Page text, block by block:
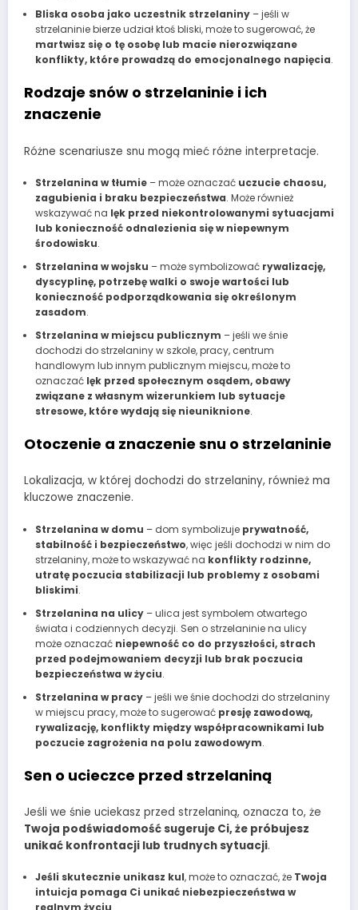
Bliska osoba jako uczestnik strzelaniny– jeśli w
strzelaninie bierze udział ktoś bliski, może to sugerować, że
martwisz się o tę osobę lub macie nierozwiązane
konflikty, które prowadzą do emocjonalnego napięcia.
Rodzaje snów o strzelaninie i ich
znaczenie
Różne scenariusze snu mogą mieć różne interpretacje.
Strzelanina w tłumie– może oznaczać uczucie chaosu,
zagubienia i braku bezpieczeństwa. Może również
wskazywać na lęk przed niekontrolowanymi sytuacjami
lub konieczność odnalezienia się w niepewnym
środowisku.
Strzelanina w wojsku – może symbolizować rywalizację,
dyscyplinę, potrzebę walki o swoje wartości lub
konieczność podporządkowania się określonym
zasadom.
Strzelanina w miejscu publicznym – jeśli we śnie
dochodzi do strzelaniny w szkole, pracy, centrum
handlowym lub innym publicznym miejscu, może to
oznaczać lęk przed społecznym osądem, obawy
związane z własnym wizerunkiem lub sytuacje
stresowe, które wydają się nieuniknione.
Otoczenie a znaczenie snu o strzelaninie
Lokalizacja, w której dochodzi do strzelaniny, również ma
kluczowe znaczenie.
Strzelanina w domu – dom symbolizuje prywatność,
stabilność i bezpieczeństwo, więc jeśli dochodzi w nim do
strzelaniny, może to wskazywać na konflikty rodzinne,
utratę poczucia stabilizacji lub problemy z osobami
bliskimi.
Strzelanina na ulicy– ulica jest symbolem otwartego
świata i codziennych decyzji. Sen o strzelaninie na ulicy
może oznaczać niepewność co do przyszłości, strach
przed podejmowaniem decyzji lub brak poczucia
bezpieczeństwa w życiu.
Strzelanina w pracy– jeśli we śnie dochodzi do strzelaniny
w miejscu pracy, może to sugerować presję zawodową,
rywalizację, konflikty między współpracownikami lub
poczucie zagrożenia na polu zawodowym.
Sen o ucieczce przed strzelaniną
Jeśli we śnie uciekasz przed strzelaniną, oznacza to, że
Twoja podświadomość sugeruje Ci, że próbujesz
unikać konfrontacji lub trudnych sytuacji.
Jeśli skutecznie unikasz kul, może to oznaczać, że Twoja
intuicja pomaga Ci unikać niebezpieczeństwa w